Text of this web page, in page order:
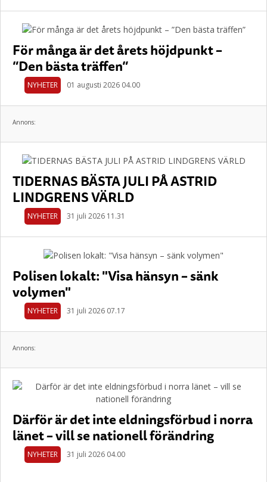
För många är det årets höjdpunkt –
”Den bästa träffen”
NYHETER 01 augusti 2026 04.00
Annons:
TIDERNAS BÄSTA JULI PÅ ASTRID
LINDGRENS VÄRLD
NYHETER 31 juli 2026 11.31
Polisen lokalt: "Visa hänsyn – sänk
volymen"
NYHETER 31 juli 2026 07.17
Annons:
Därför är det inte eldningsförbud i norra
länet – vill se nationell förändring
NYHETER 31 juli 2026 04.00